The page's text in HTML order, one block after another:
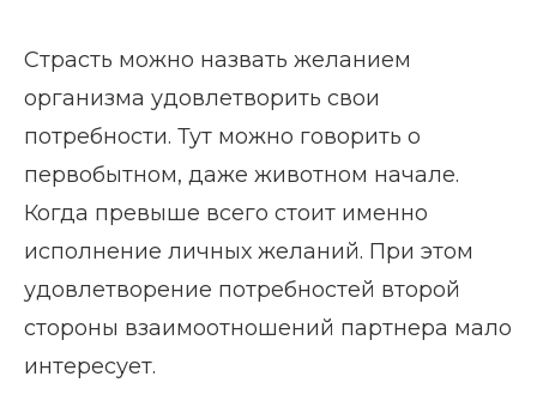
Страсть можно назвать желанием
организма удовлетворить свои
потребности. Тут можно говорить о
первобытном, даже животном начале.
Когда превыше всего стоит именно
исполнение личных желаний. При этом
удовлетворение потребностей второй
стороны взаимоотношений партнера мало
интересует.